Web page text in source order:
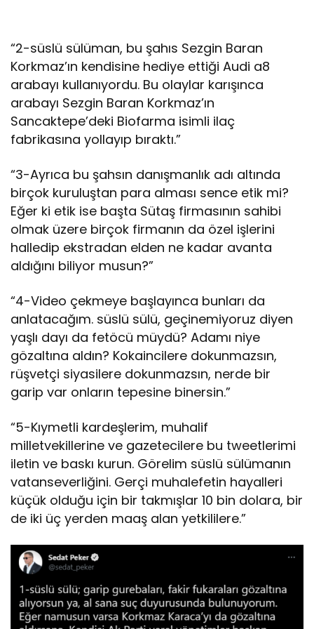
“2-süslü sülüman, bu şahıs Sezgin Baran
Korkmaz’ın kendisine hediye ettiği Audi a8
arabayı kullanıyordu. Bu olaylar karışınca
arabayı Sezgin Baran Korkmaz’ın
Sancaktepe’deki Biofarma isimli ilaç
fabrikasına yollayıp bıraktı.”
“3-Ayrıca bu şahsın danışmanlık adı altında
birçok kuruluştan para alması sence etik mi?
Eğer ki etik ise başta Sütaş firmasının sahibi
olmak üzere birçok firmanın da özel işlerini
halledip ekstradan elden ne kadar avanta
aldığını biliyor musun?”
“4-Video çekmeye başlayınca bunları da
anlatacağım. süslü sülü, geçinemiyoruz diyen
yaşlı dayı da fetöcü müydü? Adamı niye
gözaltına aldın? Kokaincilere dokunmazsın,
rüşvetçi siyasilere dokunmazsın, nerde bir
garip var onların tepesine binersin.”
“5-Kıymetli kardeşlerim, muhalif
milletvekillerine ve gazetecilere bu tweetlerimi
iletin ve baskı kurun. Görelim süslü sülümanın
vatanseverliğini. Gerçi muhalefetin hayalleri
küçük olduğu için bir takmışlar 10 bin dolara, bir
de iki üç yerden maaş alan yetkililere.”